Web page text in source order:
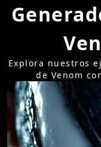
Explora nuestros
de Venom